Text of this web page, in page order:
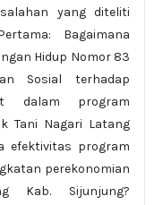
yang diteliti
Bagaimana
Hidup Nomor 83
Sosial terhadap
dalam program
Tani Nagari Latang
efektivitas program
perekonomian
Kab. Sijunjung?